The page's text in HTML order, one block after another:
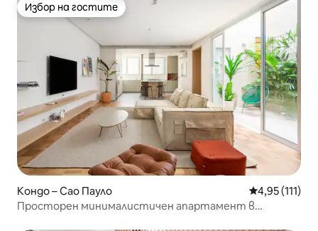
Избор на гостите
Избор на гостите
Кондо – Сао Пауло Средна
4,95 (111)
Просторен минималистичен апартамент в